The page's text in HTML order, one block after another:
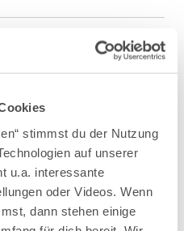
stimmst du der Nutzung
auf unserer
u.a. interessante
oder Videos. Wenn
dann stehen einige
-
zahlreichen
Möggers in
und Oberstein
Scheidegg
h